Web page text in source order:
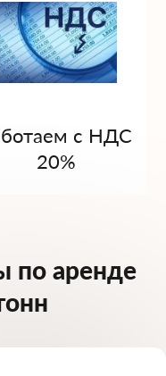
с НДС
20%
по аренде